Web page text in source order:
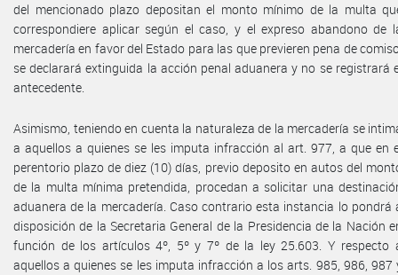
del mencionado plazo depositan el monto mínimo de la multa
correspondiere aplicar según el caso, y el expreso abandono de
mercadería en favor del Estado para las que previeren pena de
se declarará extinguida la acción penal aduanera y no se registrará
antecedente.
Asimismo, teniendo en cuenta la naturaleza de la mercadería se
a aquellos a quienes se les imputa infracción al art. 977, a que en
perentorio plazo de diez (10) días, previo deposito en autos del
de la multa mínima pretendida, procedan a solicitar una
aduanera de la mercadería. Caso contrario esta instancia lo pondrá
disposición de la Secretaria General de la Presidencia de la Nación
función de los artículos 4º, 5º y 7º de la ley 25.603. Y respecto
aquellos a quienes se les imputa infracción a los arts. 985, 986, 987